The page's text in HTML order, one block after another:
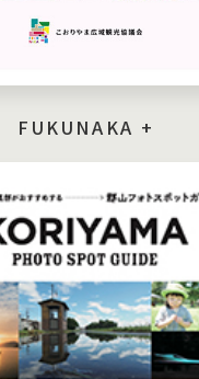
FUKUNAKA +